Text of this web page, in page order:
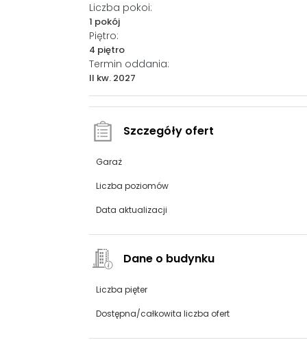
Liczba pokoi:
1 pokój
Piętro:
4 piętro
Termin oddania:
II kw. 2027
Szczegóły ofert
Garaż
Liczba poziomów
Data aktualizacji
Dane o budynku
Liczba pięter
Dostępna/całkowita liczba ofert